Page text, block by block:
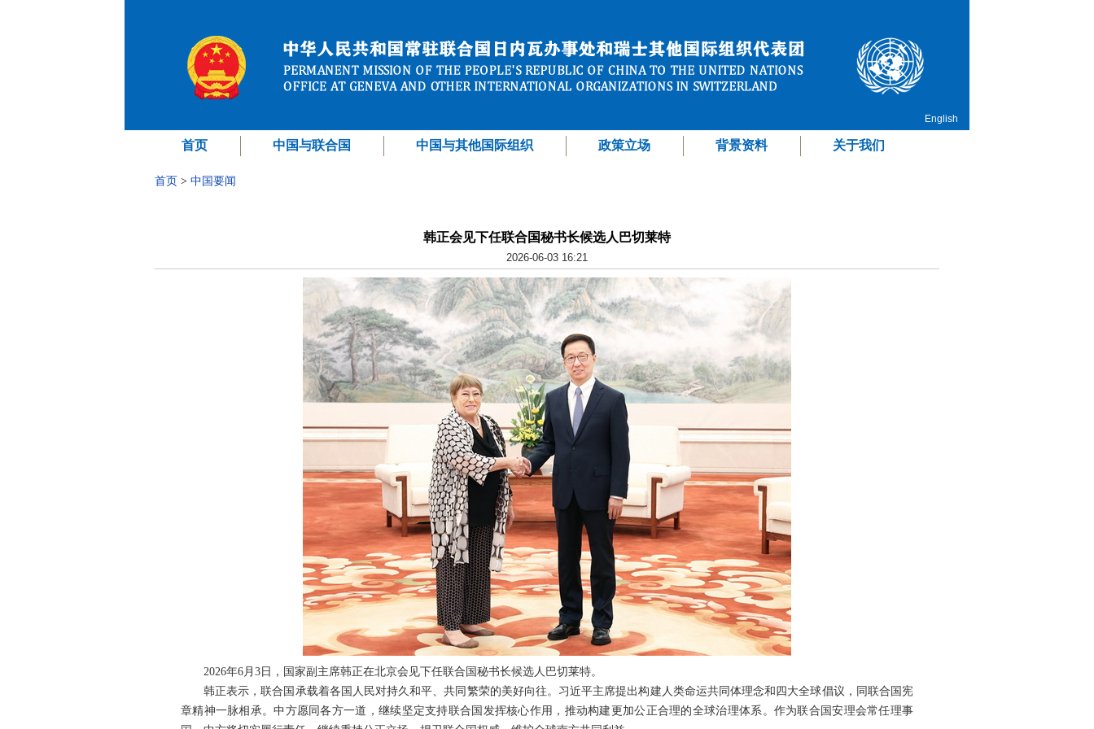
English
首页 中国与联合国 中国与其他国际组织 政策立场 背景资料 关于我们
首页 > 中国要闻
韩正会见下任联合国秘书长候选人巴切莱特
2026-06-03 16:21
2026年6月3日，国家副主席韩正在北京会见下任联合国秘书长候选人巴切莱特。
韩正表示，联合国承载着各国人民对持久和平、共同繁荣的美好向往。习近平主席提出构建人类命运共同体理念和四大全球倡议，同联合国宪
章精神一脉相承。中方愿同各方一道，继续坚定支持联合国发挥核心作用，推动构建更加公正合理的全球治理体系。作为联合国安理会常任理事